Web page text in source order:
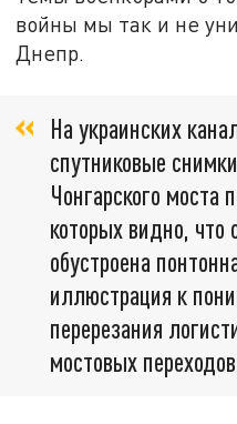
войны мы так и не
Днепр.
На украинских
спутниковые
Чонгарского моста
которых видно, что
обустроена
иллюстрация к
перерезания
мостовых переходов,